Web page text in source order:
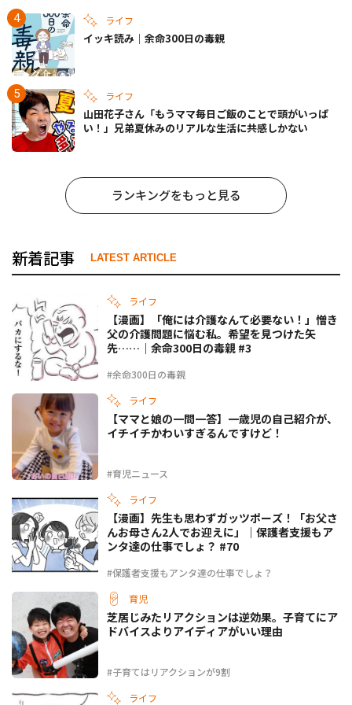
ライフ
イッキ読み｜余命300日の毒親
ライフ
山田花子さん「もうママ毎日ご飯のことで頭がいっぱ
い！」兄弟夏休みのリアルな生活に共感しかない
ランキングをもっと見る
新着記事 LATEST ARTICLE
ライフ
#余命300日の毒親
【漫画】「俺には介護なんて必要ない！」憎き
父の介護問題に悩む私。希望を見つけた矢
先……｜余命300日の毒親 #3
ライフ
#育児ニュース
【ママと娘の一問一答】一歳児の自己紹介が、
イチイチかわいすぎるんですけど！
ライフ
#保護者支援もアンタ達の仕事でしょ？
【漫画】先生も思わずガッツポーズ！「お父さ
んお母さん2人でお迎えに」｜保護者支援もア
ンタ達の仕事でしょ？ #70
育児
#子育てはリアクションが9割
芝居じみたリアクションは逆効果。子育てにア
ドバイスよりアイディアがいい理由
ライフ